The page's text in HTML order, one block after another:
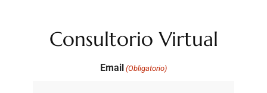
Consultorio Virtual
Email (Obligatorio)